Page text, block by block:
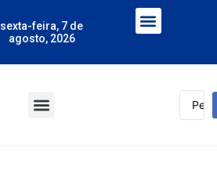
sexta-feira, 7 de
agosto, 2026